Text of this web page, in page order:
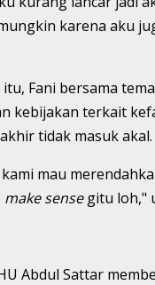
karena aku
Fani bersama
kebijakan terkait
tidak masuk akal.
mau
make sensegitu loh,"
Abdul Sattar